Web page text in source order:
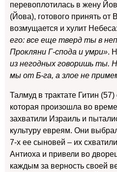
перевоплотилась в жену
(Йова), готового принять
возмущается и хулит Небеса:
его: все еще тверд ты в
Прокляни Г-спода и умри».
из негодных говоришь ты.
мы от Б-га, а злое не
Талмуд в трактате Гитин
которая произошла во
захватили Израиль и
культуру евреям. Они
7-х ее сыновей – их
Антиоха и привели во
каждым за верность своей